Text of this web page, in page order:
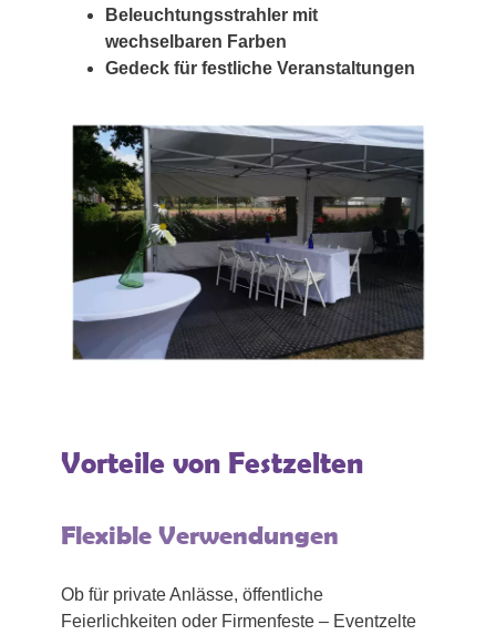
Beleuchtungsstrahler mit
wechselbaren Farben
Gedeck für festliche Veranstaltungen
Vorteile von Festzelten
Flexible Verwendungen
Ob für private Anlässe, öffentliche
Feierlichkeiten oder Firmenfeste – Eventzelte